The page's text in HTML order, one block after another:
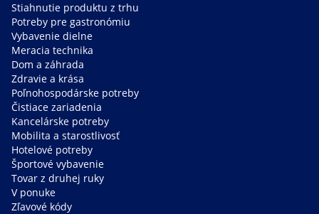
Stiahnutie produktu z trhu
Potreby pre gastronómiu
Vybavenie dielne
Meracia technika
Dom a záhrada
Zdravie a krása
Poľnohospodárske potreby
Čistiace zariadenia
Kancelárske potreby
Mobilita a starostlivosť
Hotelové potreby
Športové vybavenie
Tovar z druhej ruky
V ponuke
Zľavové kódy